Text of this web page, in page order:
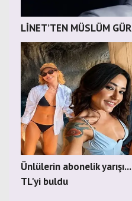
LİNET’TEN MÜSLÜM
Ünlülerin abonelik
TL'yi buldu